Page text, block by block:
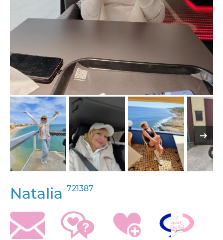
Natalia 721387